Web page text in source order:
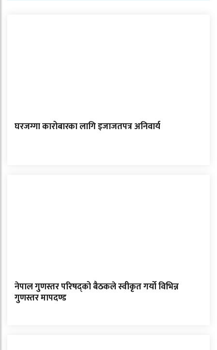
घरजग्गा कारोबारका लागि इजाजतपत्र अनिवार्य
नेपाल गुणस्तर परिषद्को बैठकले स्वीकृत गर्यो विभिन्न
गुणस्तर मापदण्ड